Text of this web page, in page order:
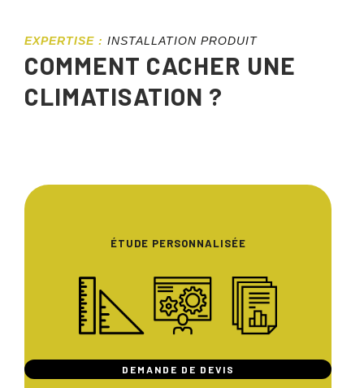
EXPERTISE : INSTALLATION PRODUIT
COMMENT CACHER UNE
CLIMATISATION ?
ÉTUDE PERSONNALISÉE
DEMANDE DE DEVIS